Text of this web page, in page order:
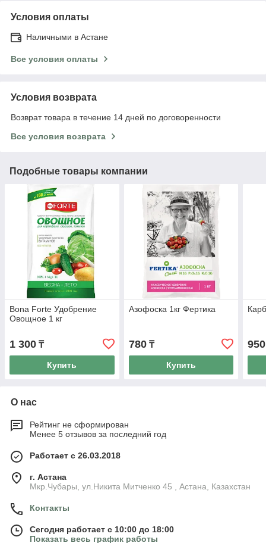
Условия оплаты
Наличными в Астане
Все условия оплаты
Условия возврата
Возврат товара в течение 14 дней по договоренности
Все условия возврата
Подобные товары компании
Bona Forte Удобрение
Овощное 1 кг
1 300 ₸
Купить
Азофоска 1кг Фертика
780₸
Купить
950
О нас
Рейтинг не сформирован
Менее 5 отзывов за последний год
Работает с 26.03.2018
г. Астана
Мкр.Чубары, ул.Никита Митченко 45 , Астана, Казахстан
Контакты
Сегодня работает с 10:00 до 18:00
Показать весь график работы